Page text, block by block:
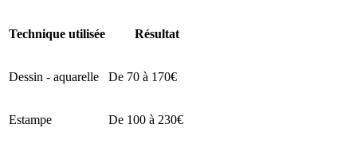
Technique utilisée Résultat
Dessin - aquarelle De 70 à 170€
Estampe De 100 à 230€